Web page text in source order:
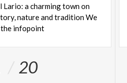
a charming town on
nature and tradition We
infopoint
20